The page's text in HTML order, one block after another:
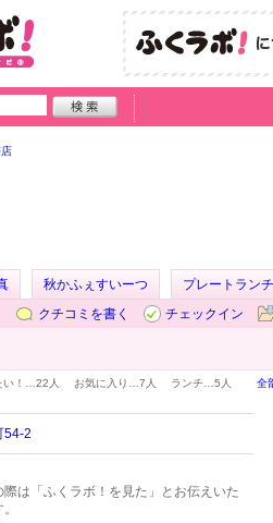
秋かふぇすいーつ
プレートラン
クチコミを書く
チェックイン
い！… 22人 お気に入り… 7人 ランチ… 5人 全
54-2
は「ふくラボ！を見た」とお伝えいた